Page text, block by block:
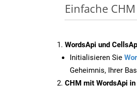
Einfache
WordsApi und
Initialisieren Sie
Geheimnis, Ihrer
CHM mit WordsApi